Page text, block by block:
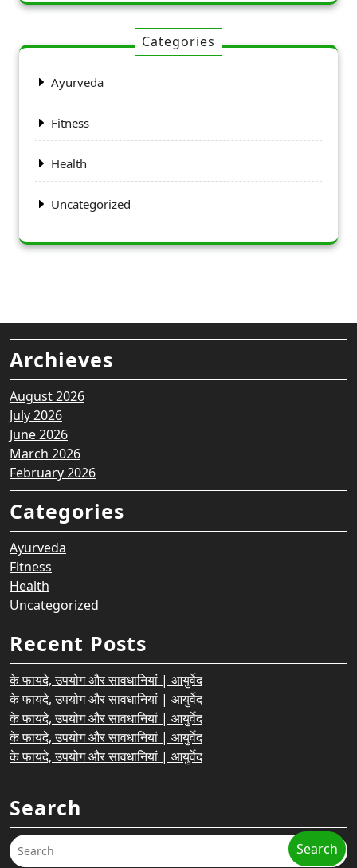
Categories
Ayurveda
Fitness
Health
Uncategorized
Archieves
August 2026
July 2026
June 2026
March 2026
February 2026
Categories
Ayurveda
Fitness
Health
Uncategorized
Recent Posts
के फायदे, उपयोग और सावधानियां | आयुर्वेद
के फायदे, उपयोग और सावधानियां | आयुर्वेद
के फायदे, उपयोग और सावधानियां | आयुर्वेद
के फायदे, उपयोग और सावधानियां | आयुर्वेद
के फायदे, उपयोग और सावधानियां | आयुर्वेद
Search
Search